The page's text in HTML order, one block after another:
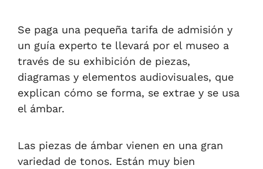
Se paga una pequeña tarifa de admisión y
un guía experto te llevará por el museo a
través de su exhibición de piezas,
diagramas y elementos audiovisuales, que
explican cómo se forma, se extrae y se usa
el ámbar.
Las piezas de ámbar vienen en una gran
variedad de tonos. Están muy bien